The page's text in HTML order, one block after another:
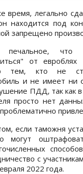
время, легально
находится под
запрещено
печальное, что
от
тем, кто не
и не имеет ни
ПДД, так как в
просто нет
если таможня
могут
с
2022 года.